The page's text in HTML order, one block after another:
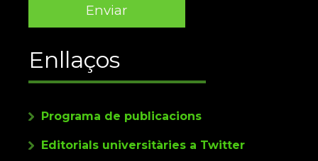
Enllaços
Programa de publicacions
Editorials universitàries a Twitter